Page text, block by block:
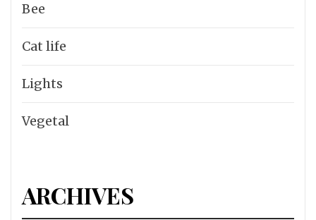
Bee
Cat life
Lights
Vegetal
ARCHIVES